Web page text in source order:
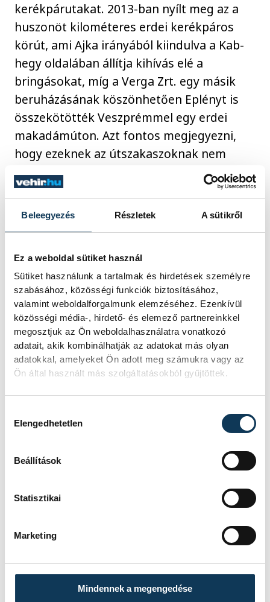
Beleegyezés Részletek A sütikről
Ez a weboldal sütiket használ
Sütiket használunk a tartalmak és hirdetések személyre
szabásához, közösségi funkciók biztosításához,
valamint weboldalforgalmunk elemzéséhez. Ezenkívül
közösségi média-, hirdető- és elemező partnereinkkel
megosztjuk az Ön weboldalhasználatra vonatkozó
adatait, akik kombinálhatják az adatokat más olyan
adatokkal, amelyeket Ön adott meg számukra vagy az
Ön által használt más szolgáltatásokból gyűjtöttek.
Elengedhetetlen
Beállítások
Statisztikai
Marketing
Mindennek a megengedése
kerékpárutakat. 2013-ban nyílt meg az a
huszonöt kilométeres erdei kerékpáros
körút, ami Ajka irányából kiindulva a Kab-
hegy oldalában állítja kihívás elé a
bringásokat, míg a Verga Zrt. egy másik
beruházásának köszönhetően Eplényt is
összekötötték Veszprémmel egy erdei
makadámúton. Azt fontos megjegyezni,
hogy ezeknek az útszakaszoknak nem
érdemes országúti kerékpárral nekivágni:
hasznosabb lehet egy gravel bike, ami a
murvás vagy földutakon is megbízhatóan
letérve a szűkebb gyalogos ösvényeket is
felfedeznék, már kifejezetten a mountain
bike kategória javasolt. Különösen
népszerűek lettek a terepre fejlesztett
elektromos kerékpárok is. Az erdőkben –
kiváltképp a Bakony hegyvidékes tájain –
az elektromos rásegítés nem vesz el a
megküzdeni, ami pusztán emberi erővel
is feltekerhetünk – garantálom, hogy ezt a
nélkül.
Két dologra azonban érdemes odafigyelni,
szabadidejét. Egyfelől javasolt figyelni a
vadásztársaságok és erdőgazdaságok